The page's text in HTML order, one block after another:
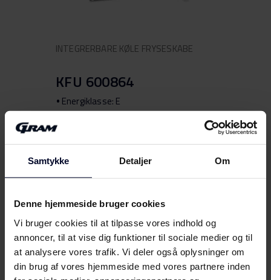
Samtykke Detaljer Om
Denne hjemmeside bruger cookies
Vi bruger cookies til at tilpasse vores indhold og
annoncer, til at vise dig funktioner til sociale medier og til
at analysere vores trafik. Vi deler også oplysninger om
din brug af vores hjemmeside med vores partnere inden
INTEGRERBARE KØLE FRYSESKABE
KFU 600864
Sammenlign More
Energiklasse: E
Rumfang i liter køl netto: 95 l
Produktmål HxBxD: 825 mm x 596 mm
x 550 mm